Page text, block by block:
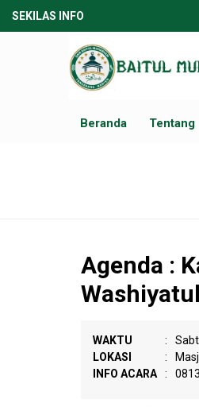
SEKILAS INFO
Beranda Tentang
Agenda :
WAKTU :
LOKASI
:
INFO ACARA
: